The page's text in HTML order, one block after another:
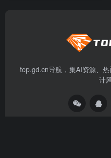
top.gd.cn导航，集AI资源、
计